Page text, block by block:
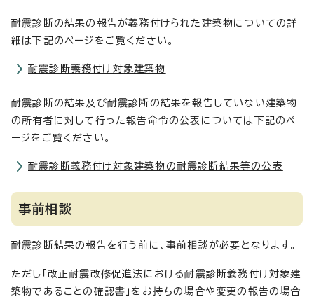
耐震診断の結果の報告が義務付けられた建築物についての詳
細は下記のページをご覧ください。
耐震診断義務付け対象建築物
耐震診断の結果及び耐震診断の結果を報告していない建築物
の所有者に対して行った報告命令の公表については下記のペ
ージをご覧ください。
耐震診断義務付け対象建築物の耐震診断結果等の公表
事前相談
耐震診断結果の報告を行う前に、事前相談が必要となります。
ただし「改正耐震改修促進法における耐震診断義務付け対象建
築物であることの確認書」をお持ちの場合や変更の報告の場合